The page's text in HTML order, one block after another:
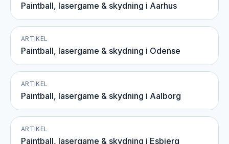
Paintball, lasergame & skydning i Aarhus
ARTIKEL
Paintball, lasergame & skydning i Odense
ARTIKEL
Paintball, lasergame & skydning i Aalborg
ARTIKEL
Paintball, lasergame & skydning i Esbjerg